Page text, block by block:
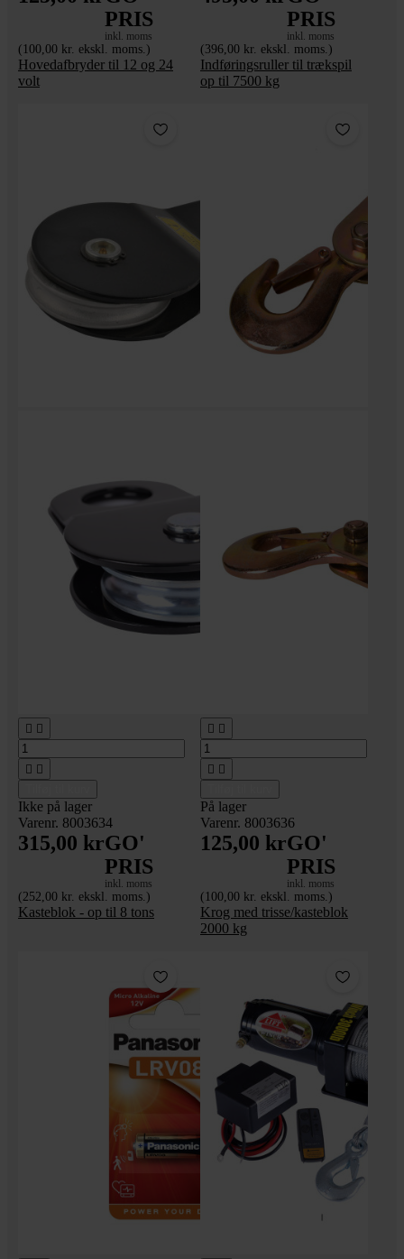
PRIS
inkl. moms
(100,00 kr. ekskl. moms.)
Hovedafbryder til 12 og 24
volt
PRIS
inkl. moms
(396,00 kr. ekskl. moms.)
Indføringsruller til trækspil
op til 7500 kg
 
 
Ikke på lager
Varenr. 8003634
315,00 krGO'
PRIS
inkl. moms
(252,00 kr. ekskl. moms.)
Kasteblok - op til 8 tons
 
 
På lager
Varenr. 8003636
125,00 krGO'
PRIS
inkl. moms
(100,00 kr. ekskl. moms.)
Krog med trisse/kasteblok
2000 kg